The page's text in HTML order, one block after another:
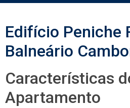
Edifício Peniche
Balneário
Características
Apartamento